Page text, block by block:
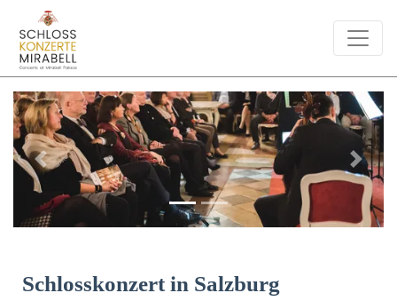
Previous Next
Schlosskonzert in Salzburg